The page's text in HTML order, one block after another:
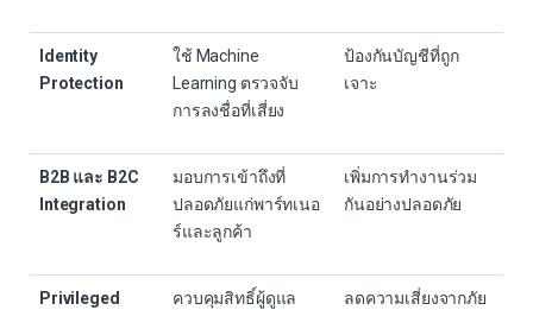
Identity
Protection
ใช้ Machine
Learning ตรวจจับ
การลงชื่อที่เสี่ยง
ป้องกันบัญชีที่ถูก
เจาะ
B2B และ B2C
Integration
มอบการเข้าถึงที่
ปลอดภัยแก่พาร์ทเนอ
ร์และลูกค้า
เพิ่มการทำงานร่วม
กันอย่างปลอดภัย
Privileged
ควบคุมสิทธิ์ผู้ดูแล
ลดความเสี่ยงจากภัย